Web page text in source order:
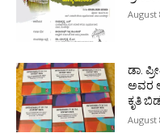
August
ಡಾ.
ಅವರ
ಕೃತಿ
August